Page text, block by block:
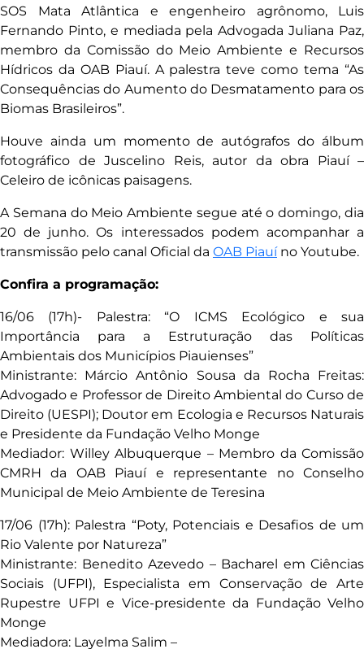
SOS Mata Atlântica e engenheiro agrônomo, Luis
Fernando Pinto, e mediada pela Advogada Juliana Paz,
membro da Comissão do Meio Ambiente e Recursos
Hídricos da OAB Piauí. A palestra teve como tema “As
Consequências do Aumento do Desmatamento para os
Biomas Brasileiros”.
Houve ainda um momento de autógrafos do álbum
fotográfico de Juscelino Reis, autor da obra Piauí –
Celeiro de icônicas paisagens.
A Semana do Meio Ambiente segue até o domingo, dia
20 de junho. Os interessados podem acompanhar a
transmissão pelo canal Oficial da OAB Piauíno Youtube.
Confira a programação:
16/06 (17h)- Palestra: “O ICMS Ecológico e sua
Importância para a Estruturação das Políticas
Ambientais dos Municípios Piauienses”
Ministrante: Márcio Antônio Sousa da Rocha Freitas:
Advogado e Professor de Direito Ambiental do Curso de
Direito (UESPI); Doutor em Ecologia e Recursos Naturais
e Presidente da Fundação Velho Monge
Mediador: Willey Albuquerque – Membro da Comissão
CMRH da OAB Piauí e representante no Conselho
Municipal de Meio Ambiente de Teresina
17/06 (17h): Palestra “Poty, Potenciais e Desafios de um
Rio Valente por Natureza”
Ministrante: Benedito Azevedo – Bacharel em Ciências
Sociais (UFPI), Especialista em Conservação de Arte
Rupestre UFPI e Vice-presidente da Fundação Velho
Monge
Mediadora: Layelma Salim –